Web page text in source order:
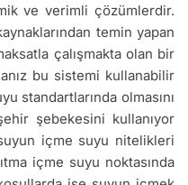
ve verimli çözümlerdir.
temin yapan
çalışmakta olan bir
bu sistemi kullanabilir
standartlarında olmasını
şebekesini kullanıyor
içme suyu nitelikleri
içme suyu noktasında